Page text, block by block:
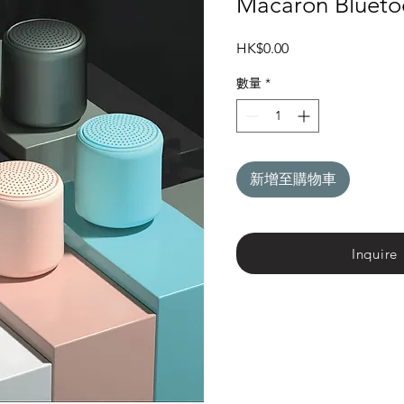
HK$0.00價
數量 *
新增至購物車
Inquire